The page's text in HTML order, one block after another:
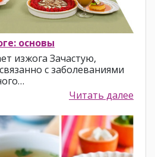
основы
изжога Зачастую,
с заболеваниями
Читать далее